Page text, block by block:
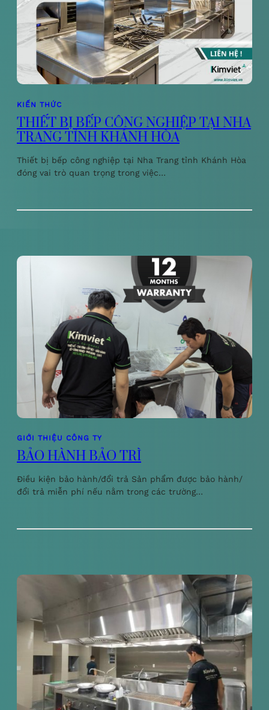
KIẾN THỨC
THIẾT BỊ BẾP CÔNG NGHIỆP TẠI NHA
TRANG TỈNH KHÁNH HÒA
Thiết bị bếp công nghiệp tại Nha Trang tỉnh Khánh Hòa
đóng vai trò quan trọng trong việc…
GIỚI THIỆU CÔNG TY
BẢO HÀNH BẢO TRÌ
Điều kiện bảo hành/đổi trả Sản phẩm được bảo hành/
đổi trả miễn phí nếu nằm trong các trường…